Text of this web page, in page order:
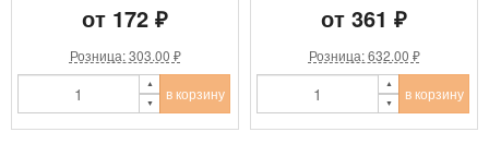
от 172 ₽
Розница: 303.00 ₽
в корзину
от 361 ₽
Розница: 632.00 ₽
в корзину